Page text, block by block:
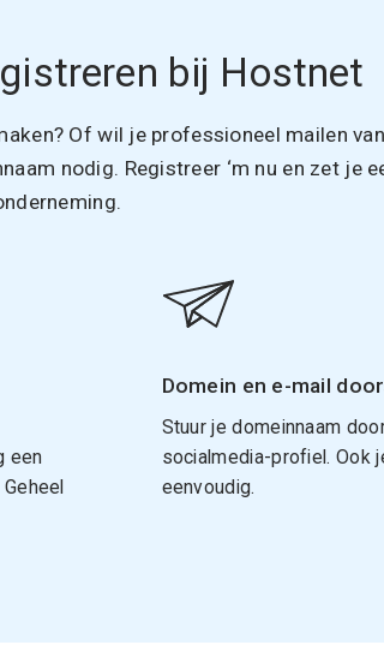
bij Hostnet
Of wil je professioneel mailen
nodig. Registreer ‘m nu en zet je
een
Domein en e-mail
Stuur je domeinnaam
socialmedia-profiel. Ook
eenvoudig.